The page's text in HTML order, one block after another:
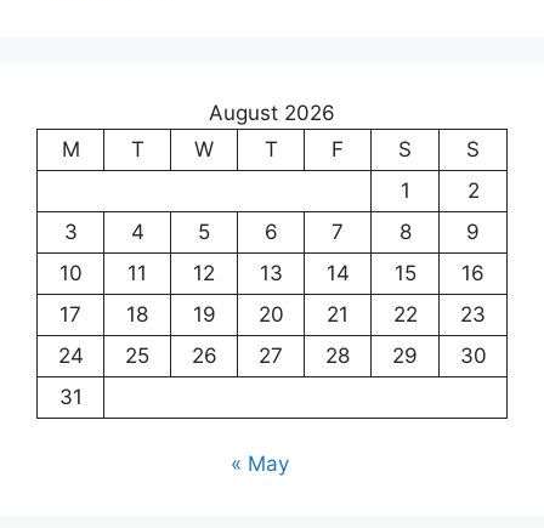
August 2026
M
T W T F S
S
1
2
3
4 5 6 7 8
9
10
11 12 13 14 15
16
17
18 19 20 21 22
23
24
25 26 27 28 29
30
31
« May